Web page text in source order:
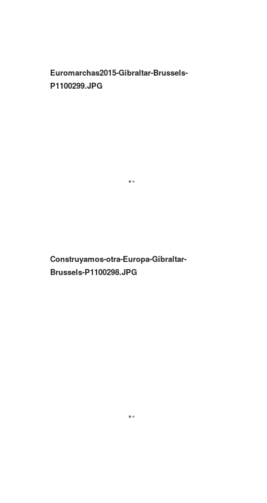
Euromarchas2015-Gibraltar-Brussels-
P1100299.JPG
Construyamos-otra-Europa-Gibraltar-
Brussels-P1100298.JPG